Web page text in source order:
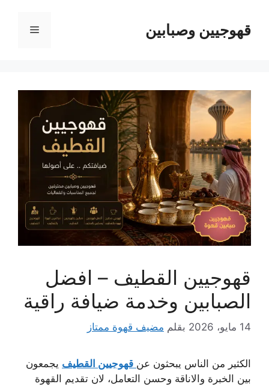
المحتوىقهوجيين وصبابين القائمة
قهوجيين القطيف – افضل
الصبابين وخدمة ضيافة راقية
14 مايو، 2026 بقلم مضيف قهوة ممتاز
الكثير من الناس يبحثون عن قهوجيين القطيف يجمعون
بين الخبرة والاناقة وحسن التعامل، لان تقديم القهوة